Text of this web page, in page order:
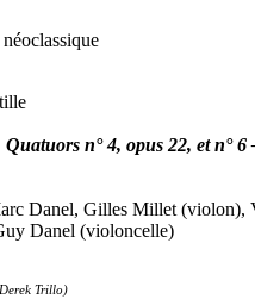
Quatuors n° 4, opus 22, et n° 6
Danel, Gilles Millet (violon),
Danel (violoncelle)
Trillo)